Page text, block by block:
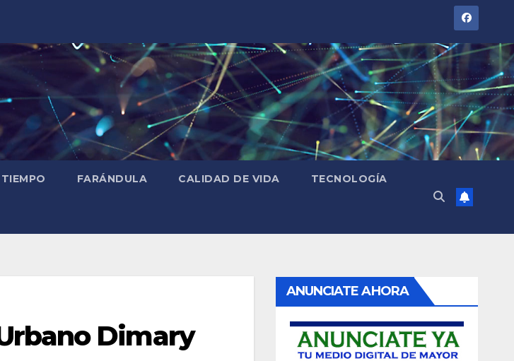
TIEMPO FARÁNDULA CALIDAD DE VIDA TECNOLOGÍA
Dimary
ANUNCIATE AHORA